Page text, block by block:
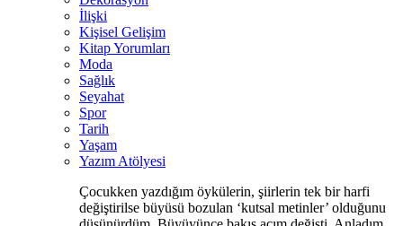
İlişki
Kişisel Gelişim
Kitap Yorumları
Moda
Sağlık
Seyahat
Spor
Tarih
Yaşam
Yazım Atölyesi
Çocukken yazdığım öykülerin, şiirlerin tek bir harfi
değiştirilse büyüsü bozulan ‘kutsal metinler’ olduğunu